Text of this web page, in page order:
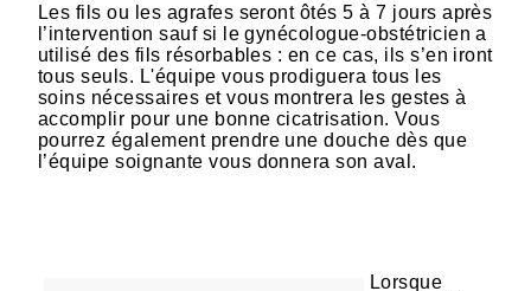
Les fils ou les agrafes seront ôtés 5 à 7 jours après
l’intervention sauf si le gynécologue-obstétricien a
utilisé des fils résorbables : en ce cas, ils s’en iront
tous seuls. L'équipe vous prodiguera tous les
soins nécessaires et vous montrera les gestes à
accomplir pour une bonne cicatrisation. Vous
pourrez également prendre une douche dès que
l’équipe soignante vous donnera son aval.
Lorsque